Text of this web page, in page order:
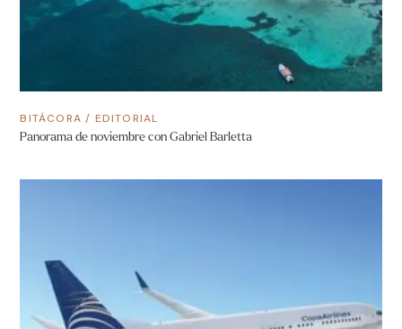
BITÁCORA / EDITORIAL
Panorama de noviembre con Gabriel Barletta